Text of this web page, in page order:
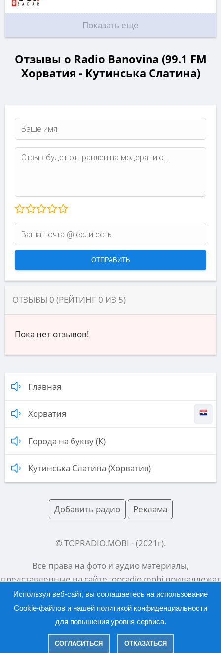
Показать еще
Отзывы о Radio Banovina (99.1 FM
Хорватия - Кутинська Слатина)
ОТЗЫВЫ 0 (РЕЙТИНГ 0 ИЗ 5)
Пока нет отзывов!
Главная
Хорватия
Города на букву (К)
Кутинська Слатина (Хорватия)
Добавить радио Реклама
© TOPRADIO.MOBI - (2021 г).
Все права на фото и аудио материалы,
представленные на сайтеtopradio.mobiпринадлежат
их законным владельцам.
Русский | English
Используя веб-сайт, вы соглашаетесь на использование
Cookie-файлов и нашей политикой конфиденциальности
для повышения уровня сервиса.
СОГЛАСИТЬСЯ ОТКАЗАТЬСЯ